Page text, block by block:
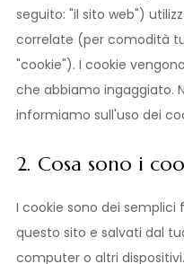
seguito: "il sito web")
correlate (per comodità
"cookie"). I cookie
che abbiamo ingaggiato.
informiamo sull'uso dei
2. Cosa sono i
I cookie sono dei semplici
questo sito e salvati dal
computer o altri